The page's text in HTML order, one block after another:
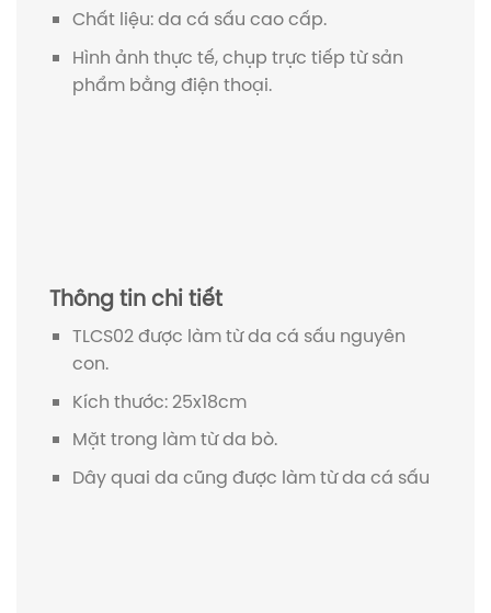
Chất liệu: da cá sấu cao cấp.
Hình ảnh thực tế, chụp trực tiếp từ sản
phẩm bằng điện thoại.
Thông tin chi tiết
TLCS02 được làm từ da cá sấu nguyên
con.
Kích thước: 25x18cm
Mặt trong làm từ da bò.
Dây quai da cũng được làm từ da cá sấu